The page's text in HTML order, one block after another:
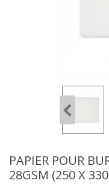
PAPIER POUR
28GSM (250 X